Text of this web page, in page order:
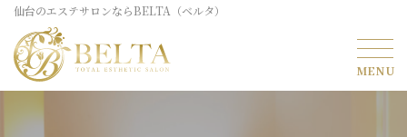
仙台のエステサロンならBELTA（ベルタ）